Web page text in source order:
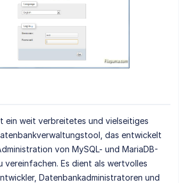
ein weit verbreitetes und vielseitiges
das entwickelt
von MySQL- und MariaDB-
vereinfachen. Es dient als wertvolles
Datenbankadministratoren und